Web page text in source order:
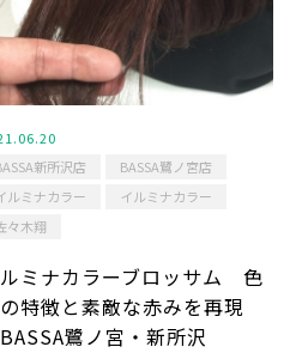
新所沢店
BASSA鷺ノ宮店
ルミナカラー
イルミナカラー
々木翔
ミナカラーブロッサム 色
特徴と素敵な赤みを再現
鷺ノ宮・新所沢